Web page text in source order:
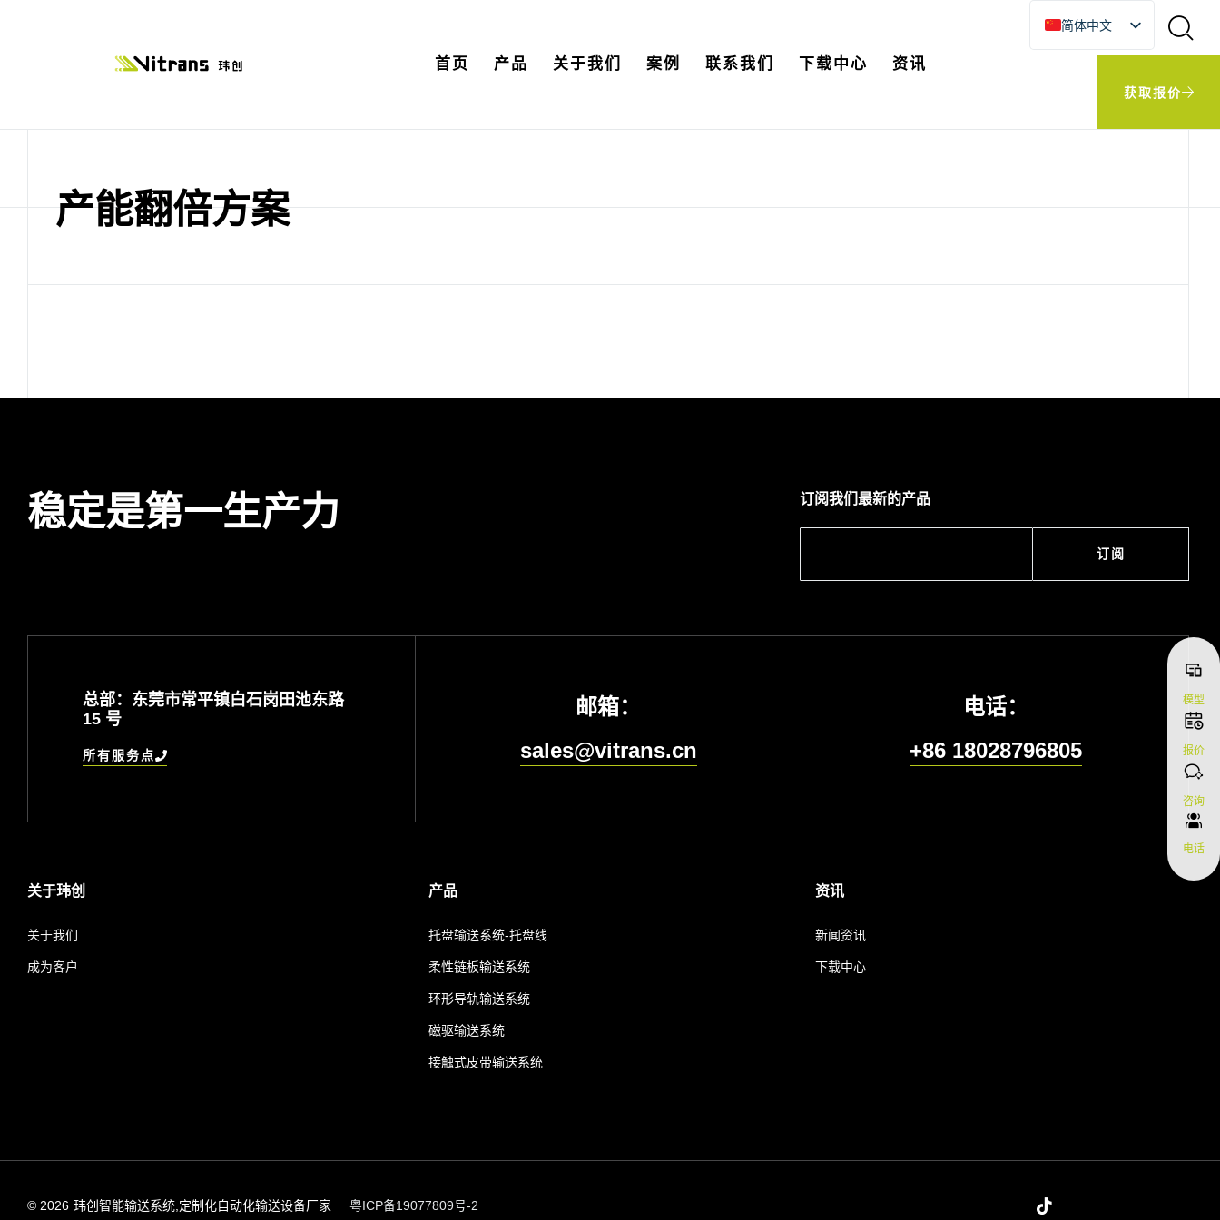
首页 产品 关于我们 案例 联系我们 下载中心 资讯
简体中文
English
获取报价
产能翻倍方案
稳定是第一生产力 订阅我们最新的产品
订阅
总部：东莞市常平镇白石岗田池东路
15 号
所有服务点
邮箱：
sales@vitrans.cn
电话：
+86 18028796805
关于玮创
关于我们
成为客户
产品
托盘输送系统-托盘线
柔性链板输送系统
环形导轨输送系统
磁驱输送系统
接触式皮带输送系统
资讯
新闻资讯
下载中心
© 2026 玮创智能输送系统,定制化自动化输送设备厂家 粤ICP备19077809号-2
模型
报价
咨询
电话